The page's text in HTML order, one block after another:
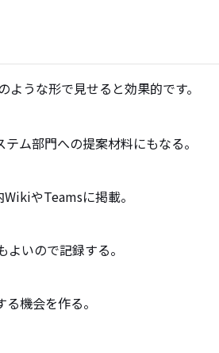
うな形で見せると効果的です。
ム部門への提案材料にもなる。
やTeamsに掲載。
いので記録する。
機会を作る。